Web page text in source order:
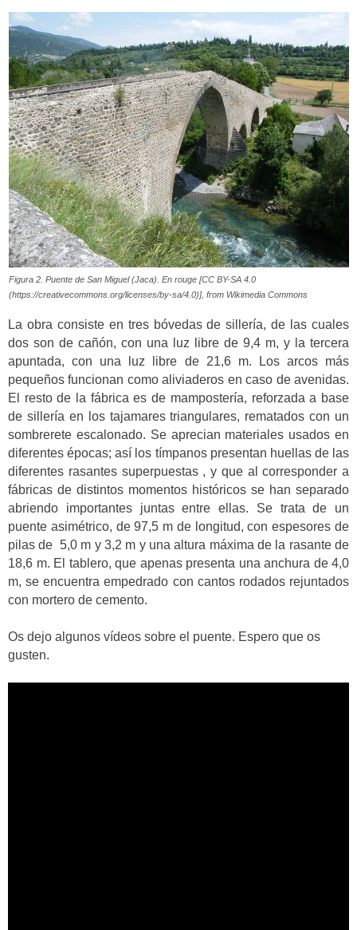
Figura 2. Puente de San Miguel (Jaca). En rouge [CC BY-SA 4.0
(https://creativecommons.org/licenses/by-sa/4.0)], from Wikimedia Commons
La obra consiste en tres bóvedas de sillería, de las cuales
dos son de cañón, con una luz libre de 9,4 m, y la tercera
apuntada, con una luz libre de 21,6 m. Los arcos más
pequeños funcionan como aliviaderos en caso de avenidas.
El resto de la fábrica es de mampostería, reforzada a base
de sillería en los tajamares triangulares, rematados con un
sombrerete escalonado. Se aprecian materiales usados en
diferentes épocas; así los tímpanos presentan huellas de las
diferentes rasantes superpuestas , y que al corresponder a
fábricas de distintos momentos históricos se han separado
abriendo importantes juntas entre ellas. Se trata de un
puente asimétrico, de 97,5 m de longitud, con espesores de
pilas de 5,0 m y 3,2 m y una altura máxima de la rasante de
18,6 m. El tablero, que apenas presenta una anchura de 4,0
m, se encuentra empedrado con cantos rodados rejuntados
con mortero de cemento.
Os dejo algunos vídeos sobre el puente. Espero que os
gusten.